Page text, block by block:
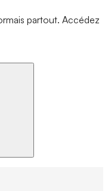
partout. Accédez